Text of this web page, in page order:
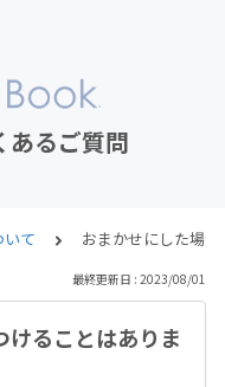
るご質問
て おまかせにした場
最終更新日 : 2023/08/01
けることはありま